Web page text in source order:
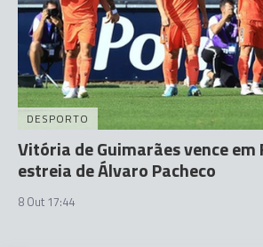
DESPORTO
Vitória de Guimarães vence em
estreia de Álvaro Pacheco
8 Out 17:44